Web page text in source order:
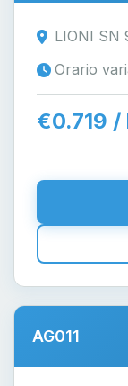
LIONI SN
Orario
€0.719 /
AG011